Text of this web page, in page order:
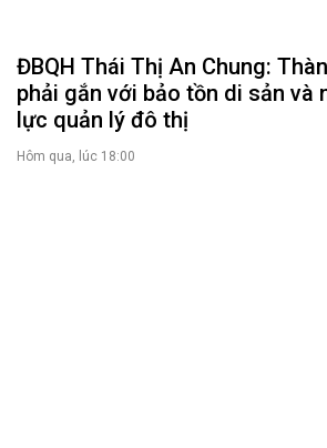
ĐBQH Thái Thị An Chung:
phải gắn với bảo tồn di sản và
lực quản lý đô thị
Hôm qua, lúc 18:00